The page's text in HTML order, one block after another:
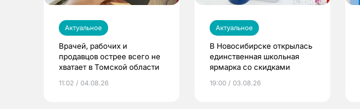
Актуальное
Врачей, рабочих и
продавцов острее всего не
хватает в Томской области
11:02 / 04.08.26
Актуальное
В Новосибирске открылась
единственная школьная
ярмарка со скидками
19:00 / 03.08.26